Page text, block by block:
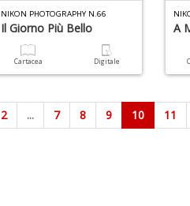
NIKON PHOTOGRAPHY N.66
Il Giorno Più Bello
Cartacea Digitale
A
2 ... 7 8 9 10 11